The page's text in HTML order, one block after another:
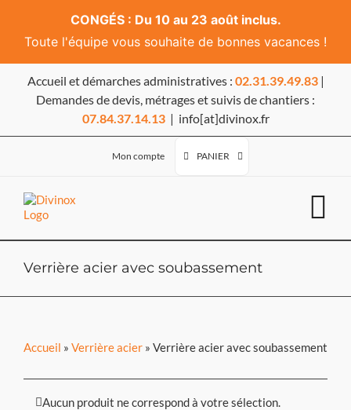
CONGÉS : Du 10 au 23 août inclus.
Toute l'équipe vous souhaite de bonnes vacances !
Passer
contenu
Accueil et démarches administratives : 02.31.39.49.83|
Demandes de devis, métrages et suivis de chantiers :
07.84.37.14.13 | info[at]divinox.fr
Mon compte PANIER
Verrière acier avec soubassement
Accueil » Verrière acier » Verrière acier avec soubassement
Aucun produit ne correspond à votre sélection.